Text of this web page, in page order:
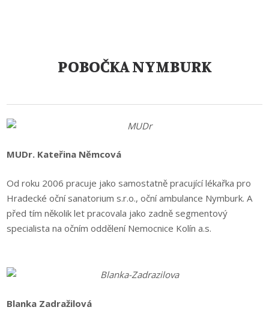
POBOČKA NYMBURK
MUDr. Kateřina Němcová
Od roku 2006 pracuje jako samostatně pracující lékařka pro
Hradecké oční sanatorium s.r.o., oční ambulance Nymburk. A
před tím několik let pracovala jako zadně segmentový
specialista na očním oddělení Nemocnice Kolín a.s.
Blanka Zadražilová